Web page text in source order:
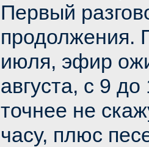
Первый
продолжения.
июля, эфир
августа, с 9
точнее не
часу, плюс